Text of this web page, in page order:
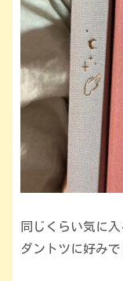
同じくらい気に
ダントツに好みで